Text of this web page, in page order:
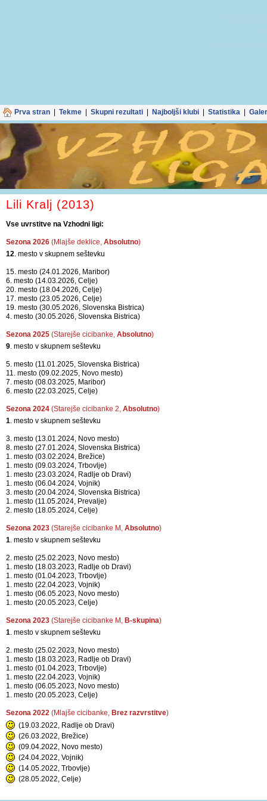
Prva stran Tekme Skupni rezultati Najboljši klubi Statistika
Lili Kralj (2013)
Vse uvrstitve na Vzhodni ligi:
Sezona 2026 (Mlajše deklice, Absolutno)
12. mesto v skupnem seštevku
15. mesto (24.01.2026, Maribor)
6. mesto (14.03.2026, Celje)
20. mesto (18.04.2026, Celje)
17. mesto (23.05.2026, Celje)
19. mesto (30.05.2026, Slovenska Bistrica)
4. mesto (30.05.2026, Slovenska Bistrica)
Sezona 2025 (Starejše cicibanke, Absolutno)
9. mesto v skupnem seštevku
5. mesto (11.01.2025, Slovenska Bistrica)
11. mesto (09.02.2025, Novo mesto)
7. mesto (08.03.2025, Maribor)
6. mesto (22.03.2025, Celje)
Sezona 2024 (Starejše cicibanke 2, Absolutno)
1. mesto v skupnem seštevku
3. mesto (13.01.2024, Novo mesto)
8. mesto (27.01.2024, Slovenska Bistrica)
1. mesto (03.02.2024, Brežice)
1. mesto (09.03.2024, Trbovlje)
1. mesto (23.03.2024, Radlje ob Dravi)
1. mesto (06.04.2024, Vojnik)
3. mesto (20.04.2024, Slovenska Bistrica)
1. mesto (11.05.2024, Prevalje)
2. mesto (18.05.2024, Celje)
Sezona 2023 (Starejše cicibanke M, Absolutno)
1. mesto v skupnem seštevku
2. mesto (25.02.2023, Novo mesto)
1. mesto (18.03.2023, Radlje ob Dravi)
1. mesto (01.04.2023, Trbovlje)
1. mesto (22.04.2023, Vojnik)
1. mesto (06.05.2023, Novo mesto)
1. mesto (20.05.2023, Celje)
Sezona 2023 (Starejše cicibanke M, B-skupina)
1. mesto v skupnem seštevku
2. mesto (25.02.2023, Novo mesto)
1. mesto (18.03.2023, Radlje ob Dravi)
1. mesto (01.04.2023, Trbovlje)
1. mesto (22.04.2023, Vojnik)
1. mesto (06.05.2023, Novo mesto)
1. mesto (20.05.2023, Celje)
Sezona 2022 (Mlajše cicibanke, Brez razvrstitve)
(19.03.2022, Radlje ob Dravi)
(26.03.2022, Brežice)
(09.04.2022, Novo mesto)
(24.04.2022, Vojnik)
(14.05.2022, Trbovlje)
(28.05.2022, Celje)